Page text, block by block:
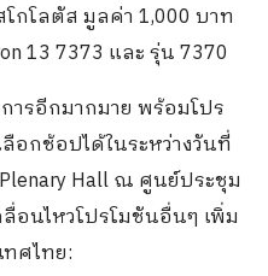
โลตัส มูลค่า 1,000 บาท
13 7373 และ รุ่น 7370
รอีกมากมาย พร้อมโปร
อกช้อปได้ในระหว่างวันที่
Hall ณ ศูนย์ประชุม
อนไหวโปรโมชันอื่นๆ เพิ่ม
ศไทย: